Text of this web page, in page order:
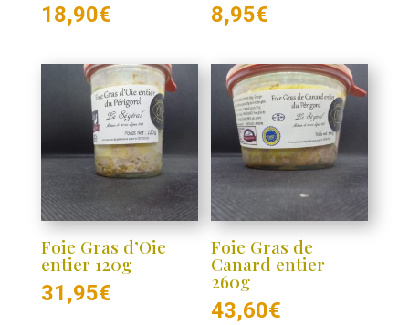
18,90€ 8,95€
Foie Gras d’Oie
entier 120g
31,95€
Foie Gras de
Canard entier
260g
43,60€